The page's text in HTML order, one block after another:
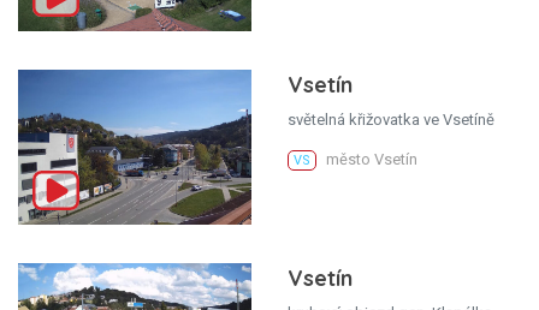
Vsetín
světelná křižovatka ve Vsetíně
VS město Vsetín
Vsetín